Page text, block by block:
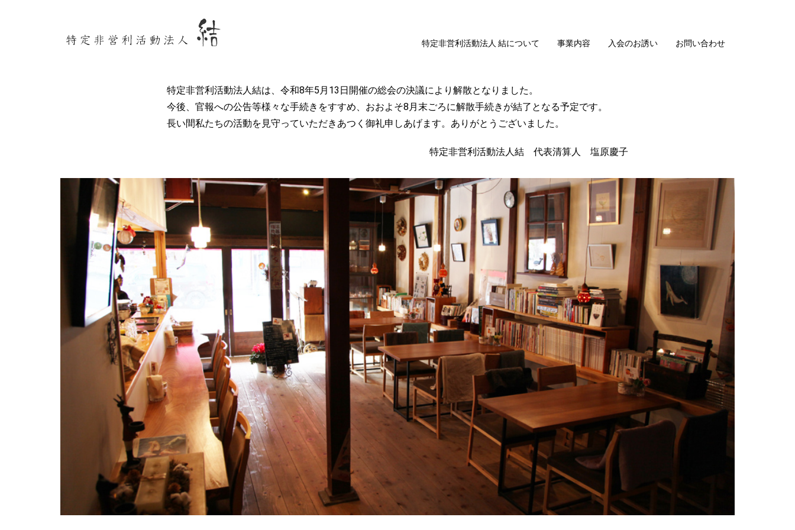
特定非営利活動法人 結について 事業内容 入会のお誘い お問い合わせ
特定非営利活動法人結は、令和8年5月13日開催の総会の決議により解散となりました。
今後、官報への公告等様々な手続きをすすめ、おおよそ8月末ごろに解散手続きが結了となる予定です。
長い間私たちの活動を見守っていただきあつく御礼申しあげます。ありがとうございました。
特定非営利活動法人結 代表清算人 塩原慶子